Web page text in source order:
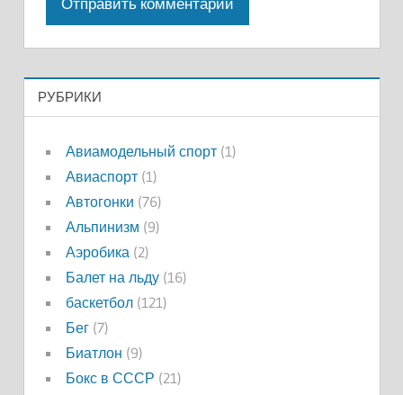
РУБРИКИ
Авиамодельный спорт(1)
Авиаспорт(1)
Автогонки (76)
Альпинизм (9)
Аэробика(2)
Балет на льду(16)
баскетбол(121)
Бег(7)
Биатлон (9)
Бокс в СССР (21)